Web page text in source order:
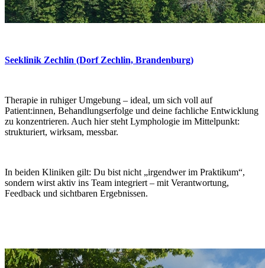
Seeklinik Zechlin (Dorf Zechlin, Brandenburg)
Therapie in ruhiger Umgebung – ideal, um sich voll auf
Patient:innen, Behandlungserfolge und deine fachliche Entwicklung
zu konzentrieren. Auch hier steht Lymphologie im Mittelpunkt:
strukturiert, wirksam, messbar.
In beiden Kliniken gilt: Du bist nicht „irgendwer im Praktikum“,
sondern wirst aktiv ins Team integriert – mit Verantwortung,
Feedback und sichtbaren Ergebnissen.